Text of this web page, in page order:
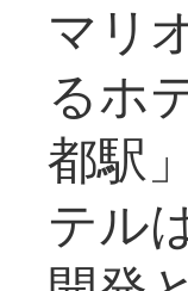
マリ
るホ
都駅
テル